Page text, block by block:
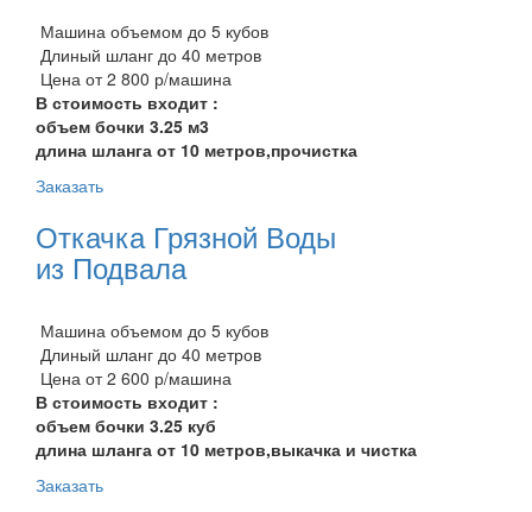
Машина объемом до 5 кубов
Длиный шланг до 40 метров
Цена от 2 800 р/машина
В стоимость входит :
объем бочки 3.25 м3
длина шланга от 10 метров,прочистка
Заказать
Откачка Грязной Воды
из Подвала
Машина объемом до 5 кубов
Длиный шланг до 40 метров
Цена от 2 600 р/машина
В стоимость входит :
объем бочки 3.25 куб
длина шланга от 10 метров,выкачка и чистка
Заказать